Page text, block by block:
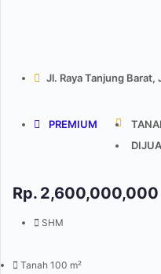
Jl. Raya Tanjung Barat,
PREMIUM
Rp. 2,600,000,000
SHM
Tanah 100 m²